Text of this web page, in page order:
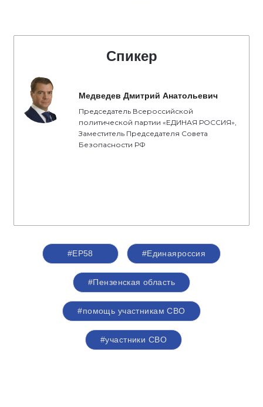
Спикер
Медведев Дмитрий Анатольевич
Председатель Всероссийской
политической партии «ЕДИНАЯ РОССИЯ»,
Заместитель Председателя Совета
Безопасности РФ
#ЕР58 #Единаяроссия
#Пензенская область
#помощь участникам СВО
#участники СВО